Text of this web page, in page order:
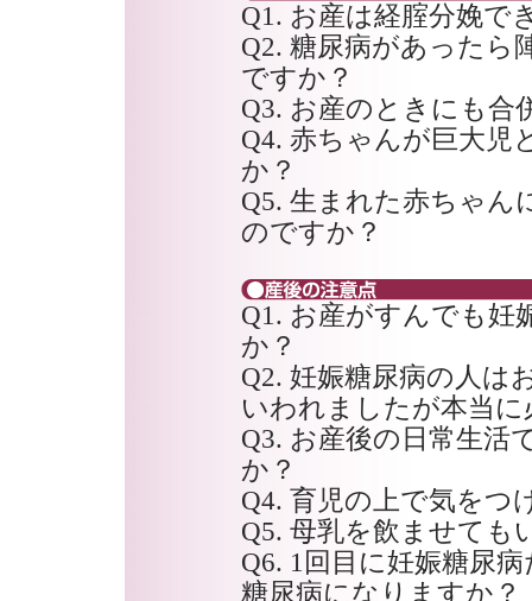
Q1. お産は経腟分娩で
Q2. 糖尿病があったら
ですか？
Q3. お産のときにも合
Q4. 赤ちゃんが巨大児
か？
Q5. 生まれた赤ちゃん
のですか？
Q1. お産がすんでも妊
か？
Q2. 妊娠糖尿病の人は
いわれましたが本当
Q3. お産後の日常生活
か？
Q4. 育児の上で気をつ
Q5. 母乳を飲ませても
Q6. 1回目に妊娠糖尿
糖尿病になりますか？